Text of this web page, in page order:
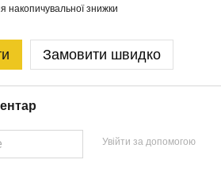
накопичувальної знижки
Замовити швидко
Увійти за допомогою